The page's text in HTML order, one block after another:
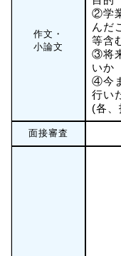
作文・
小論文
②学
んだ
等含
③将
いか
④今
行い
(各
面接審査